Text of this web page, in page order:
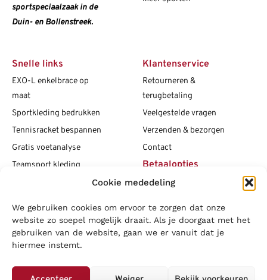
Cookie mededeling
We gebruiken cookies om ervoor te zorgen dat onze
website zo soepel mogelijk draait. Als je doorgaat met het
gebruiken van de website, gaan we er vanuit dat je
hiermee instemt.
sportspeciaalzaak in de
Duin- en Bollenstreek.
Snelle links
EXO-L enkelbrace op
maat
Sportkleding bedrukken
Tennisracket bespannen
Gratis voetanalyse
Teamsport kleding
Vacatures
Blogs
Klantenservice
Retourneren &
terugbetaling
Veelgestelde vragen
Verzenden & bezorgen
Contact
Betaalopties
Social media